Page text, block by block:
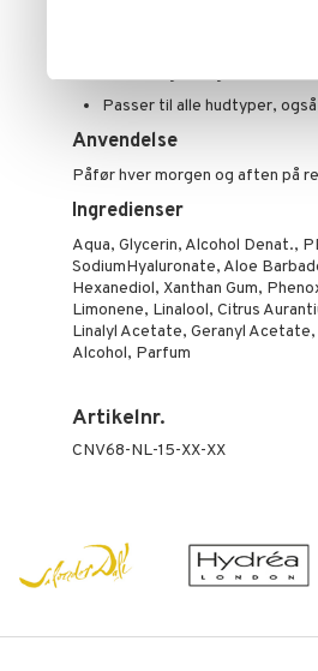
Passer til alle hudtyper,
Anvendelse
Påfør hver morgen og aften på
Ingredienser
Aqua, Glycerin, Alcohol Denat.,
SodiumHyaluronate, Aloe
Hexanediol, Xanthan Gum,
Limonene, Linalool, Citrus
Linalyl Acetate, Geranyl
Alcohol, Parfum
Artikelnr.
CNV68-NL-15-XX-XX